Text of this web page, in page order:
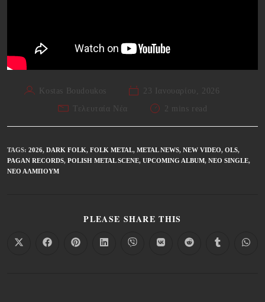
Kostas Boudoukos
23 Ιανουαρίου, 2026
Τελευταία Νέα
2 mins read
TAGS: 2026, DARK FOLK, FOLK METAL, METAL NEWS, NEW VIDEO, OLS,
PAGAN RECORDS, POLISH METAL SCENE, UPCOMING ALBUM, ΝΈΟ SINGLE,
ΝΈΟ ΆΛΜΠΟΥΜ
PLEASE SHARE THIS